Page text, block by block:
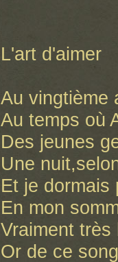
L'art d'aimer
Au vingtième
Au temps où
Des jeunes
Une
Et je dormais
En mon
Vraiment
Or de ce